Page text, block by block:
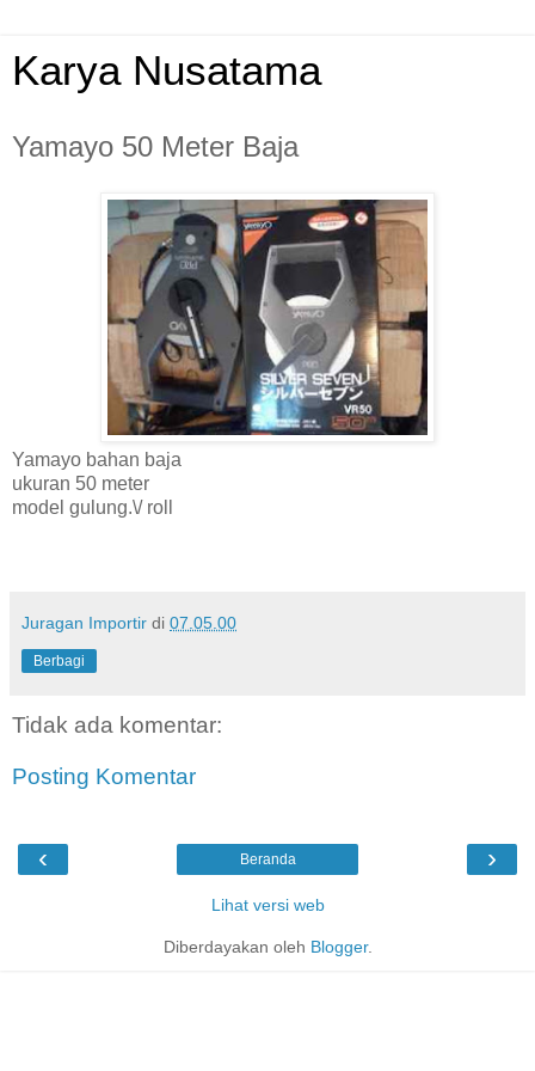
Karya Nusatama
Yamayo 50 Meter Baja
Yamayo bahan baja
ukuran 50 meter
model gulung.\/ roll
Juragan Importir di 07.05.00
Berbagi
Tidak ada komentar:
Posting Komentar
‹ ›
Beranda
Lihat versi web
Diberdayakan oleh Blogger.